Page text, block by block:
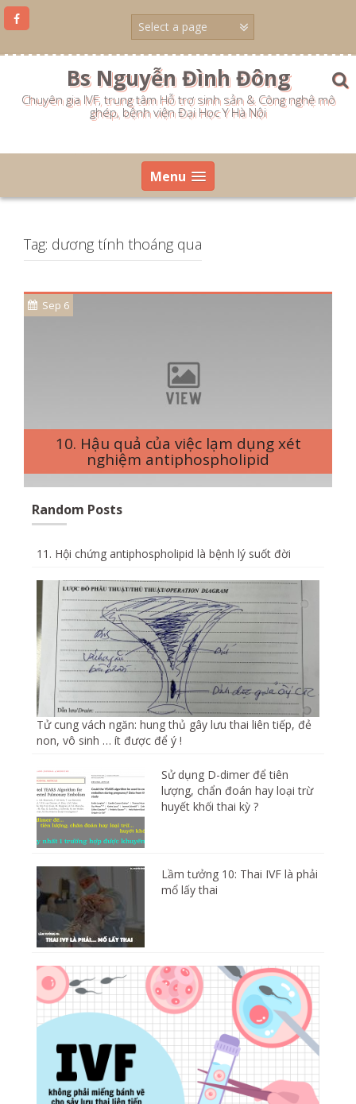
Skip
Bs Nguyễn Đình Đông
Chuyên gia IVF, trung tâm Hỗ trợ sinh sản & Công nghệ mô
ghép, bệnh viện Đại Học Y Hà Nội
Menu
Tag: dương tính thoáng qua
Sep 6
10. Hậu quả của việc lạm dụng xét
nghiệm antiphospholipid
Random Posts
11. Hội chứng antiphospholipid là bệnh lý suốt đời
Tử cung vách ngăn: hung thủ gây lưu thai liên tiếp, đẻ
non, vô sinh … ít được để ý !
Sử dụng D-dimer để tiên
lượng, chẩn đoán hay loại trừ
huyết khối thai kỳ ?
Lầm tưởng 10: Thai IVF là phải
mổ lấy thai